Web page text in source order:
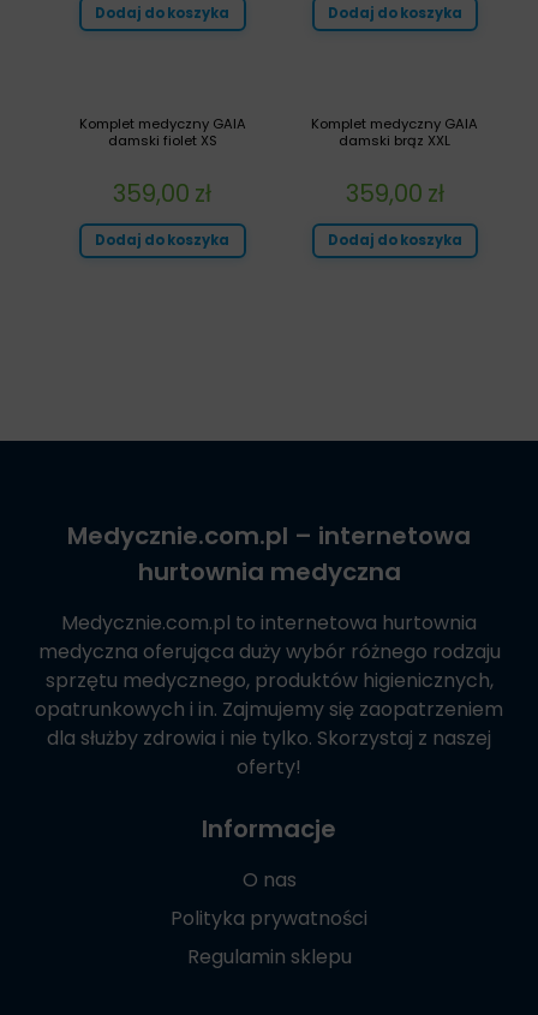
Dodaj do koszyka
Dodaj do koszyka
Komplet medyczny GAIA
damski brąz XXL
359,00 zł
Dodaj do koszyka
Komplet medyczny GAIA
damski fiolet XS
359,00 zł
Dodaj do koszyka
Medycznie.com.pl – internetowa
hurtownia medyczna
Medycznie.com.pl to internetowa hurtownia
medyczna oferująca duży wybór różnego rodzaju
sprzętu medycznego, produktów higienicznych,
opatrunkowych i in. Zajmujemy się zaopatrzeniem
dla służby zdrowia i nie tylko. Skorzystaj z naszej
oferty!
Informacje
O nas
Polityka prywatności
Regulamin sklepu